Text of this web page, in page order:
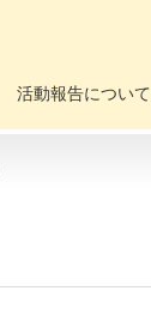
活動報告について